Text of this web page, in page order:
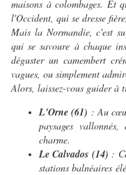
maisons à colombages. Et
l'Occident, qui se dresse
Mais la Normandie, c'est
qui se savoure à chaque
déguster un camembert
vagues, ou simplement
Alors, laissez-vous guider à
L'Orne (61) : Au
paysages
charme.
Le Calvados (14) :
stations balnéaires